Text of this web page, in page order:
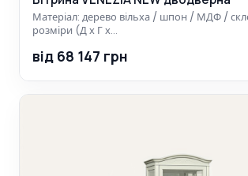
Матеріал: дерево вільха / шпон / МДФ /
розміри (Д х Г х…
від 68 147 грн